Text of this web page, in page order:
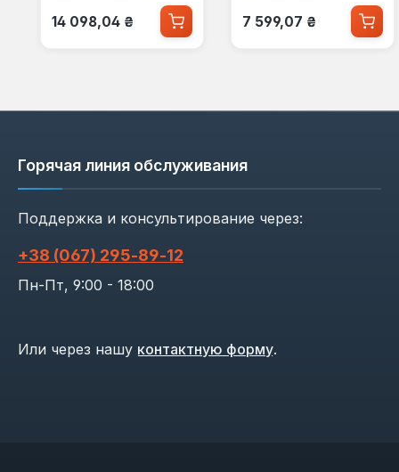
Обычная цена:
14 098,04 ₴ Обычная цена:
7 599,07 ₴
Горячая линия обслуживания
Поддержка и консультирование через:
+38 (067) 295‑89‑12
Пн-Пт, 9:00 - 18:00
Или через нашу контактную форму.